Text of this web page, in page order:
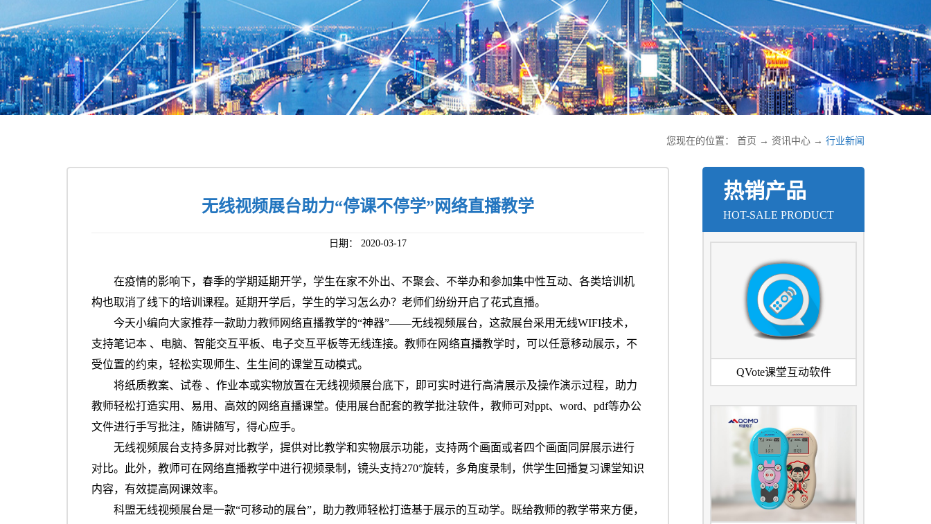
您现在的位置： 首页 → 资讯中心 → 行业新闻
热销产品
HOT-SALE PRODUCT
QVote课堂互动软件
无线视频展台助力“停课不停学”网络直播教学
日期： 2020-03-17
在疫情的影响下，春季的学期延期开学，学生在家不外出、不聚会、不举办和参加集中性互动、各类培训机
构也取消了线下的培训课程。延期开学后，学生的学习怎么办？老师们纷纷开启了花式直播。
今天小编向大家推荐一款助力教师网络直播教学的“神器”——无线视频展台，这款展台采用无线WIFI技术，
支持笔记本 、电脑、智能交互平板、电子交互平板等无线连接。教师在网络直播教学时，可以任意移动展示，不
受位置的约束，轻松实现师生、生生间的课堂互动模式。
将纸质教案、试卷 、作业本或实物放置在无线视频展台底下，即可实时进行高清展示及操作演示过程，助力
教师轻松打造实用、易用、高效的网络直播课堂。使用展台配套的教学批注软件，教师可对ppt、word、pdf等办公
文件进行手写批注，随讲随写，得心应手。
无线视频展台支持多屏对比教学，提供对比教学和实物展示功能，支持两个画面或者四个画面同屏展示进行
对比。此外，教师可在网络直播教学中进行视频录制，镜头支持270°旋转，多角度录制，供学生回播复习课堂知识
内容，有效提高网课效率。
科盟无线视频展台是一款“可移动的展台”，助力教师轻松打造基于展示的互动学。既给教师的教学带来方便，